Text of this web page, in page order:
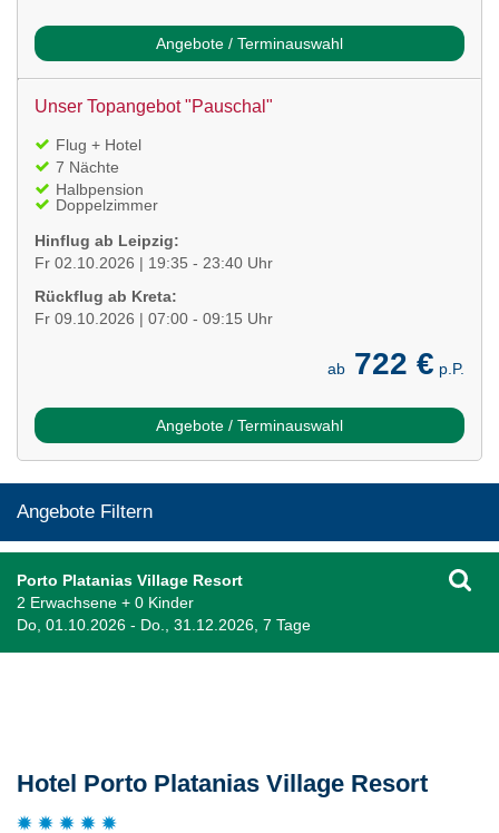
Angebote / Terminauswahl
Unser Topangebot "Pauschal"
Flug + Hotel
7 Nächte
Halbpension
Doppelzimmer
Hinflug ab Leipzig:
Fr 02.10.2026 | 19:35 - 23:40 Uhr
Rückflug ab Kreta:
Fr 09.10.2026 | 07:00 - 09:15 Uhr
ab 722 € p.P.
Angebote / Terminauswahl
Angebote Filtern
Porto Platanias Village Resort
2 Erwachsene + 0 Kinder
Do, 01.10.2026 - Do., 31.12.2026, 7 Tage
Hotel Porto Platanias Village Resort